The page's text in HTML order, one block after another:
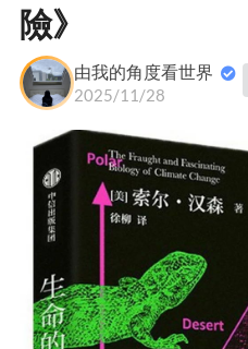
險》
由我的角度看世界
2025/11/28